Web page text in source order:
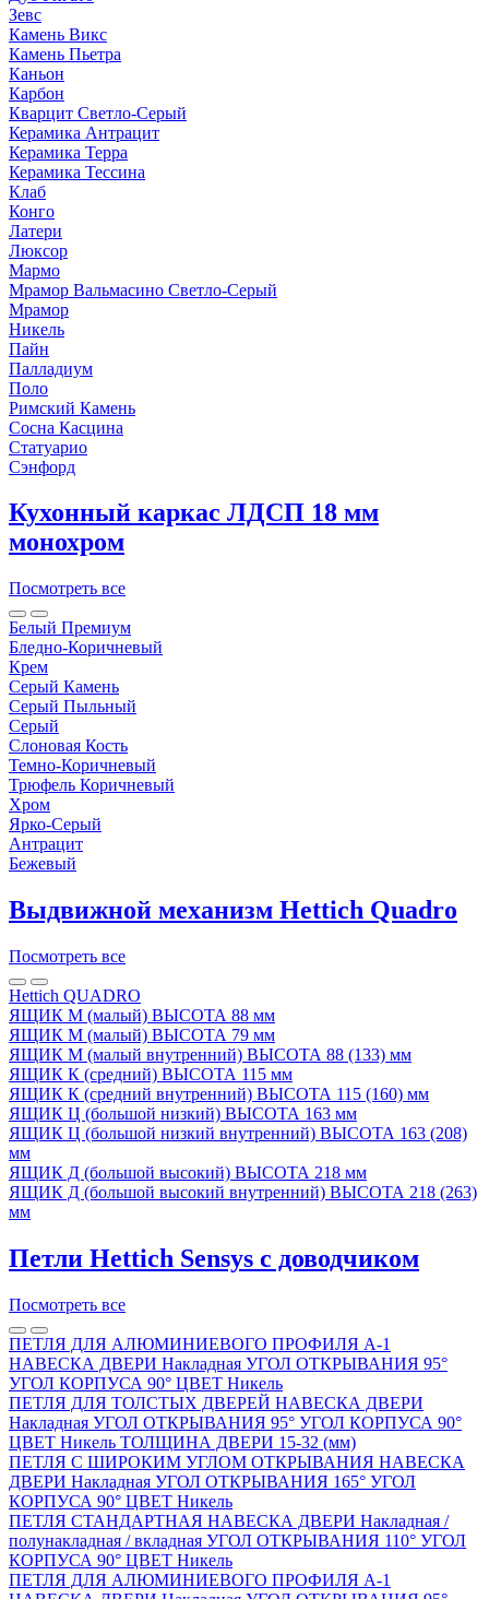
Зевс
Камень Викс
Камень Пьетра
Каньон
Карбон
Кварцит Светло-Серый
Керамика Антрацит
Керамика Терра
Керамика Тессина
Клаб
Конго
Латери
Люксор
Мармо
Мрамор Вальмасино Светло-Серый
Мрамор
Никель
Пайн
Палладиум
Поло
Римский Камень
Сосна Касцина
Статуарио
Сэнфорд
Кухонный каркас ЛДСП 18 мм
монохром
Посмотреть все
Белый Премиум
Бледно-Коричневый
Крем
Серый Камень
Серый Пыльный
Серый
Слоновая Кость
Темно-Коричневый
Трюфель Коричневый
Хром
Ярко-Серый
Антрацит
Бежевый
Выдвижной механизм Hettich Quadro
Посмотреть все
Hettich QUADRO
ЯЩИК М (малый) ВЫСОТА 88 мм
ЯЩИК М (малый) ВЫСОТА 79 мм
ЯЩИК М (малый внутренний) ВЫСОТА 88 (133) мм
ЯЩИК К (средний) ВЫСОТА 115 мм
ЯЩИК К (средний внутренний) ВЫСОТА 115 (160) мм
ЯЩИК Ц (большой низкий) ВЫСОТА 163 мм
ЯЩИК Ц (большой низкий внутренний) ВЫСОТА 163 (208)
мм
ЯЩИК Д (большой высокий) ВЫСОТА 218 мм
ЯЩИК Д (большой высокий внутренний) ВЫСОТА 218 (263)
мм
Петли Hettich Sensys с доводчиком
Посмотреть все
ПЕТЛЯ ДЛЯ АЛЮМИНИЕВОГО ПРОФИЛЯ А-1
НАВЕСКА ДВЕРИ Накладная УГОЛ ОТКРЫВАНИЯ 95°
УГОЛ КОРПУСА 90° ЦВЕТ Никель
ПЕТЛЯ ДЛЯ ТОЛСТЫХ ДВЕРЕЙ НАВЕСКА ДВЕРИ
Накладная УГОЛ ОТКРЫВАНИЯ 95° УГОЛ КОРПУСА 90°
ЦВЕТ Никель ТОЛЩИНА ДВЕРИ 15-32 (мм)
ПЕТЛЯ С ШИРОКИМ УГЛОМ ОТКРЫВАНИЯ НАВЕСКА
ДВЕРИ Накладная УГОЛ ОТКРЫВАНИЯ 165° УГОЛ
КОРПУСА 90° ЦВЕТ Никель
ПЕТЛЯ СТАНДАРТНАЯ НАВЕСКА ДВЕРИ Накладная /
полунакладная / вкладная УГОЛ ОТКРЫВАНИЯ 110° УГОЛ
КОРПУСА 90° ЦВЕТ Никель
ПЕТЛЯ ДЛЯ АЛЮМИНИЕВОГО ПРОФИЛЯ А-1